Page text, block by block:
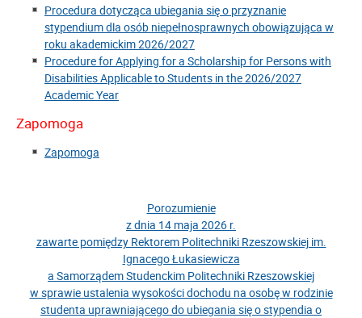
Procedura dotycząca ubiegania się o przyznanie
stypendium dla osób niepełnosprawnych obowiązująca w
roku akademickim 2026/2027
Procedure for Applying for a Scholarship for Persons with
Disabilities Applicable to Students in the 2026/2027
Academic Year
Zapomoga
Zapomoga
Porozumienie
z dnia 14 maja 2026 r.
zawarte pomiędzy Rektorem Politechniki Rzeszowskiej im.
Ignacego Łukasiewicza
a Samorządem Studenckim Politechniki Rzeszowskiej
w sprawie ustalenia wysokości dochodu na osobę w rodzinie
studenta uprawniającego do ubiegania się o stypendia o